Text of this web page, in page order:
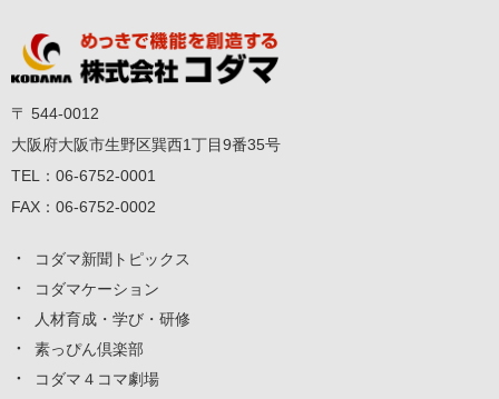
〒 544-0012
大阪府大阪市生野区巽西1丁目9番35号
TEL： 06-6752-0001
FAX： 06-6752-0002
コダマ新聞トピックス
コダマケーション
人材育成・学び・研修
素っぴん倶楽部
コダマ４コマ劇場